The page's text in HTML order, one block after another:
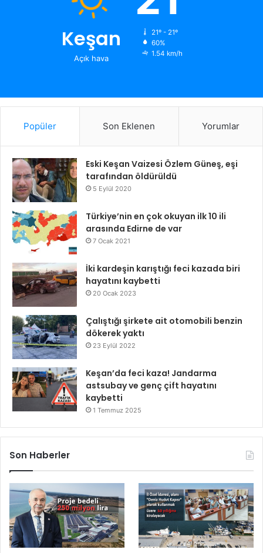
Keşan
Açık hava
21º - 21º
60%
1.54 km/h
Popüler Son Eklenen Yorumlar
Eski Keşan Vaizesi Özlem Güneş, eşi
tarafından öldürüldü
5 Eylül 2020
Türkiye’nin en çok okuyan ilk 10 ili
arasında Edirne de var
7 Ocak 2021
İki kardeşin karıştığı feci kazada biri
hayatını kaybetti
20 Ocak 2023
Çalıştığı şirkete ait otomobili benzin
dökerek yaktı
23 Eylül 2022
Keşan’da feci kaza! Jandarma
astsubay ve genç çift hayatını
kaybetti
1 Temmuz 2025
Son Haberler